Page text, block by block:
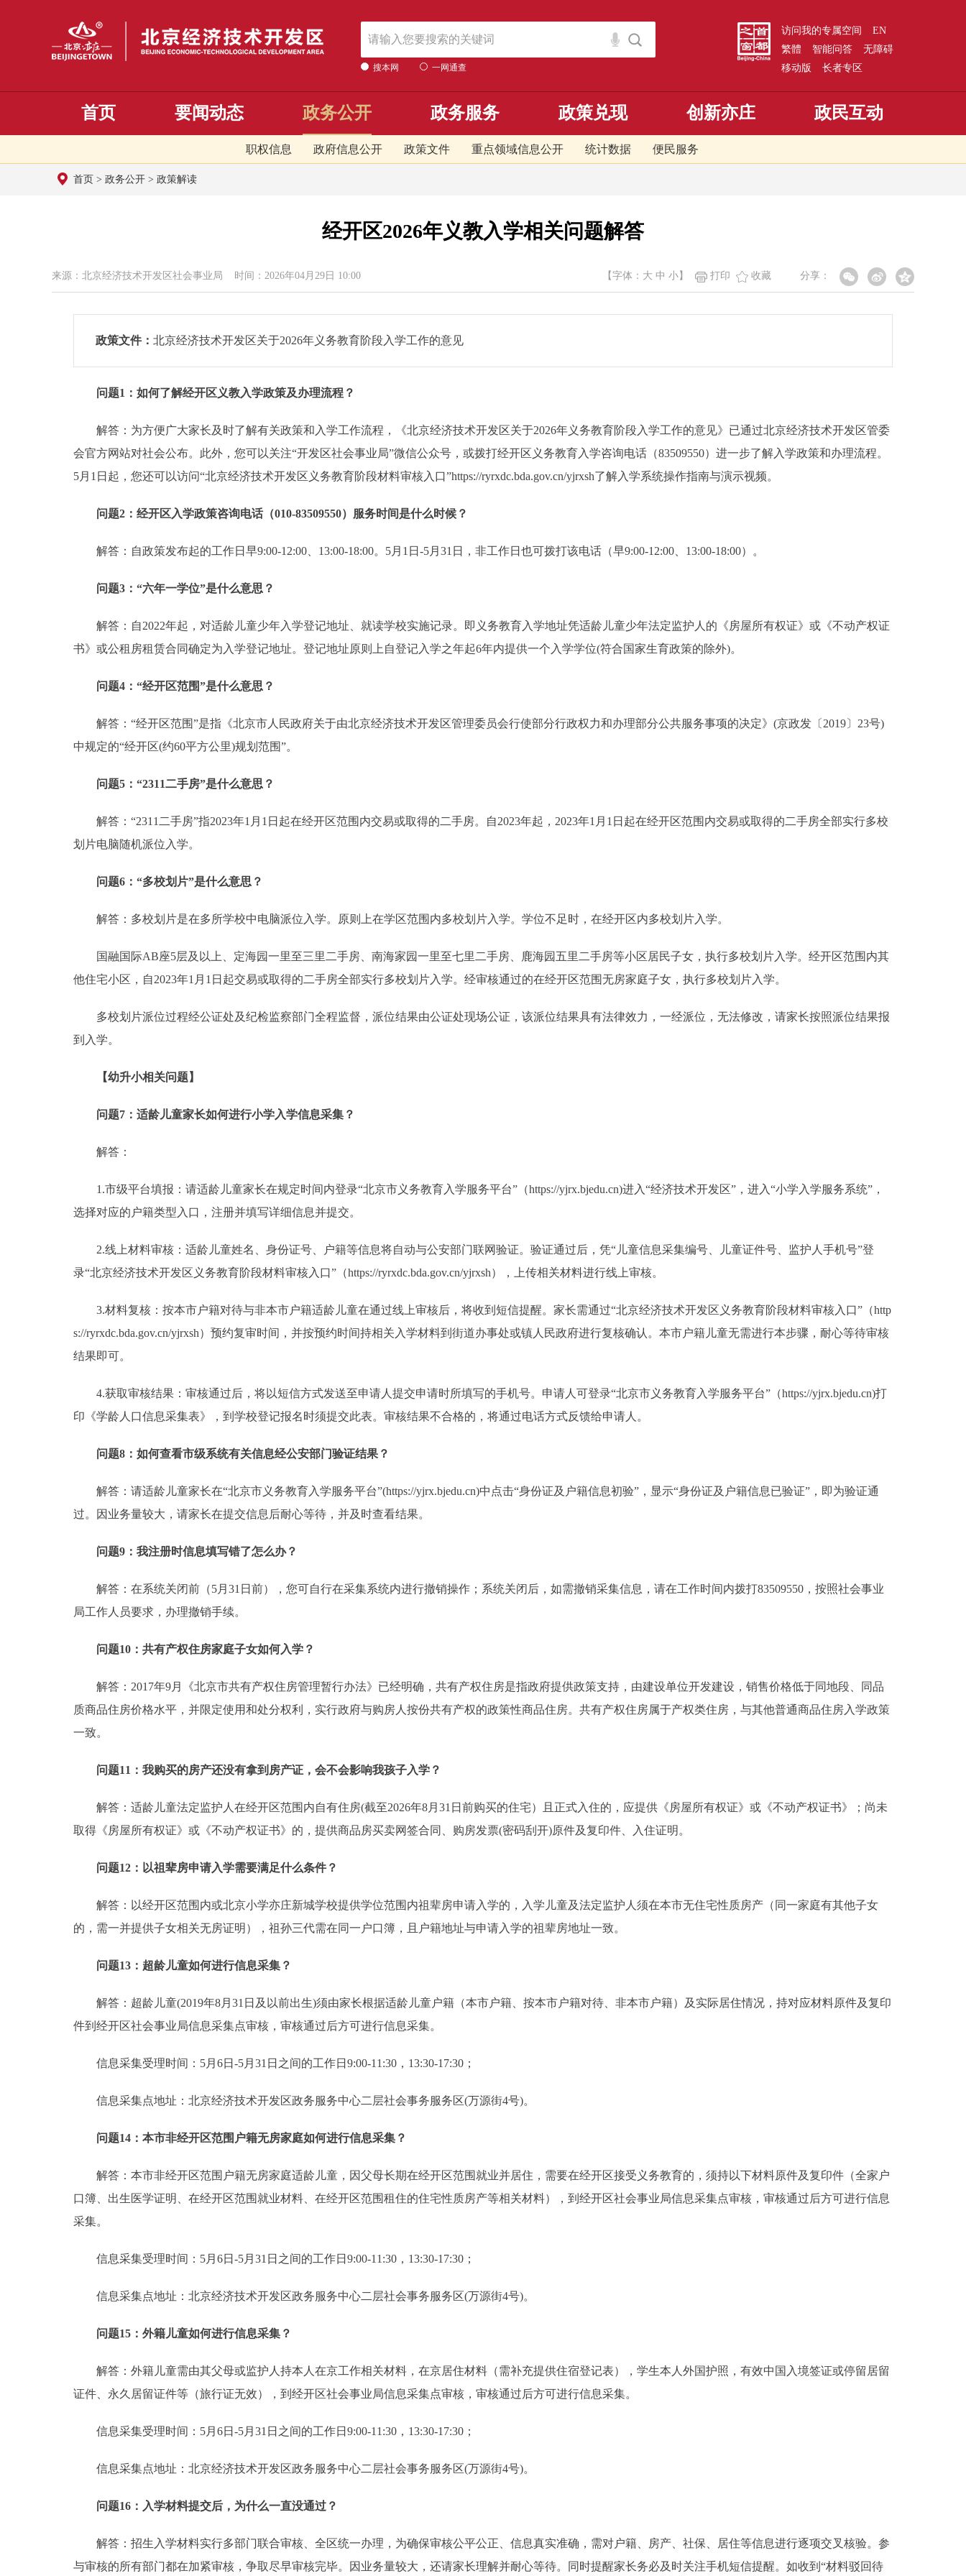
搜本网 一网通查
访问我的专属空间
EN
繁體
智能问答
无障碍
移动版
长者专区
首页 要闻动态 政务公开
职权信息 政府信息公开 政策文件 重点领域信息公开 统计数据 便民服务
政务服务 政策兑现 创新亦庄 政民互动
首页 > 政务公开 > 政策解读
经开区2026年义教入学相关问题解答
来源：北京经济技术开发区社会事业局 时间：2026年04月29日 10:00 分享：
【字体： 大 中 小 】 打印 收藏
政策文件： 北京经济技术开发区关于2026年义务教育阶段入学工作的意见
问题1：如何了解经开区义教入学政策及办理流程？
解答：为方便广大家长及时了解有关政策和入学工作流程，《北京经济技术开发区关于2026年义务教育阶段入学工作的意见》已通过北京经济技术开发区管委
会官方网站对社会公布。此外，您可以关注“开发区社会事业局”微信公众号，或拨打经开区义务教育入学咨询电话（83509550）进一步了解入学政策和办理流程。
5月1日起，您还可以访问“北京经济技术开发区义务教育阶段材料审核入口”https://ryrxdc.bda.gov.cn/yjrxsh了解入学系统操作指南与演示视频。
问题2：经开区入学政策咨询电话（010-83509550）服务时间是什么时候？
解答：自政策发布起的工作日早9:00-12:00、13:00-18:00。5月1日-5月31日，非工作日也可拨打该电话（早9:00-12:00、13:00-18:00）。
问题3：“六年一学位”是什么意思？
解答：自2022年起，对适龄儿童少年入学登记地址、就读学校实施记录。即义务教育入学地址凭适龄儿童少年法定监护人的《房屋所有权证》或《不动产权证
书》或公租房租赁合同确定为入学登记地址。登记地址原则上自登记入学之年起6年内提供一个入学学位(符合国家生育政策的除外)。
问题4：“经开区范围”是什么意思？
解答：“经开区范围”是指《北京市人民政府关于由北京经济技术开发区管理委员会行使部分行政权力和办理部分公共服务事项的决定》(京政发〔2019〕23号)
中规定的“经开区(约60平方公里)规划范围”。
问题5：“2311二手房”是什么意思？
解答：“2311二手房”指2023年1月1日起在经开区范围内交易或取得的二手房。自2023年起，2023年1月1日起在经开区范围内交易或取得的二手房全部实行多校
划片电脑随机派位入学。
问题6：“多校划片”是什么意思？
解答：多校划片是在多所学校中电脑派位入学。原则上在学区范围内多校划片入学。学位不足时，在经开区内多校划片入学。
国融国际AB座5层及以上、定海园一里至三里二手房、南海家园一里至七里二手房、鹿海园五里二手房等小区居民子女，执行多校划片入学。经开区范围内其
他住宅小区，自2023年1月1日起交易或取得的二手房全部实行多校划片入学。经审核通过的在经开区范围无房家庭子女，执行多校划片入学。
多校划片派位过程经公证处及纪检监察部门全程监督，派位结果由公证处现场公证，该派位结果具有法律效力，一经派位，无法修改，请家长按照派位结果报
到入学。
【幼升小相关问题】
问题7：适龄儿童家长如何进行小学入学信息采集？
解答：
1.市级平台填报：请适龄儿童家长在规定时间内登录“北京市义务教育入学服务平台”（https://yjrx.bjedu.cn)进入“经济技术开发区”，进入“小学入学服务系统”，
选择对应的户籍类型入口，注册并填写详细信息并提交。
2.线上材料审核：适龄儿童姓名、身份证号、户籍等信息将自动与公安部门联网验证。验证通过后，凭“儿童信息采集编号、儿童证件号、监护人手机号”登
录“北京经济技术开发区义务教育阶段材料审核入口”（https://ryrxdc.bda.gov.cn/yjrxsh），上传相关材料进行线上审核。
3.材料复核：按本市户籍对待与非本市户籍适龄儿童在通过线上审核后，将收到短信提醒。家长需通过“北京经济技术开发区义务教育阶段材料审核入口”（http
s://ryrxdc.bda.gov.cn/yjrxsh）预约复审时间，并按预约时间持相关入学材料到街道办事处或镇人民政府进行复核确认。本市户籍儿童无需进行本步骤，耐心等待审核
结果即可。
4.获取审核结果：审核通过后，将以短信方式发送至申请人提交申请时所填写的手机号。申请人可登录“北京市义务教育入学服务平台”（https://yjrx.bjedu.cn)打
印《学龄人口信息采集表》，到学校登记报名时须提交此表。审核结果不合格的，将通过电话方式反馈给申请人。
问题8：如何查看市级系统有关信息经公安部门验证结果？
解答：请适龄儿童家长在“北京市义务教育入学服务平台”(https://yjrx.bjedu.cn)中点击“身份证及户籍信息初验”，显示“身份证及户籍信息已验证”，即为验证通
过。因业务量较大，请家长在提交信息后耐心等待，并及时查看结果。
问题9 ： 我注册时信息填写错了怎么办？
解答：在系统关闭前（5月31日前），您可自行在采集系统内进行撤销操作；系统关闭后，如需撤销采集信息，请在工作时间内拨打83509550，按照社会事业
局工作人员要求，办理撤销手续。
问题10：共有产权住房家庭子女如何入学？
解答：2017年9月《北京市共有产权住房管理暂行办法》已经明确，共有产权住房是指政府提供政策支持，由建设单位开发建设，销售价格低于同地段、同品
质商品住房价格水平，并限定使用和处分权利，实行政府与购房人按份共有产权的政策性商品住房。共有产权住房属于产权类住房，与其他普通商品住房入学政策
一致。
问题11：我购买的房产还没有拿到房产证，会不会影响我孩子入学？
解答：适龄儿童法定监护人在经开区范围内自有住房(截至2026年8月31日前购买的住宅）且正式入住的，应提供《房屋所有权证》或《不动产权证书》；尚未
取得《房屋所有权证》或《不动产权证书》的，提供商品房买卖网签合同、购房发票(密码刮开)原件及复印件、入住证明。
问题12：以祖辈房申请入学需要满足什么条件？
解答：以经开区范围内或北京小学亦庄新城学校提供学位范围内祖辈房申请入学的，入学儿童及法定监护人须在本市无住宅性质房产（同一家庭有其他子女
的，需一并提供子女相关无房证明），祖孙三代需在同一户口簿，且户籍地址与申请入学的祖辈房地址一致。
问题13：超龄儿童如何进行信息采集？
解答：超龄儿童(2019年8月31日及以前出生)须由家长根据适龄儿童户籍（本市户籍、按本市户籍对待、非本市户籍）及实际居住情况，持对应材料原件及复印
件到经开区社会事业局信息采集点审核，审核通过后方可进行信息采集。
信息采集受理时间：5月6日-5月31日之间的工作日9:00-11:30，13:30-17:30；
信息采集点地址：北京经济技术开发区政务服务中心二层社会事务服务区(万源街4号)。
问题14：本市非经开区范围户籍无房家庭如何进行信息采集？
解答：本市非经开区范围户籍无房家庭适龄儿童，因父母长期在经开区范围就业并居住，需要在经开区接受义务教育的，须持以下材料原件及复印件（全家户
口簿、出生医学证明、在经开区范围就业材料、在经开区范围租住的住宅性质房产等相关材料），到经开区社会事业局信息采集点审核，审核通过后方可进行信息
采集。
信息采集受理时间：5月6日-5月31日之间的工作日9:00-11:30，13:30-17:30；
信息采集点地址：北京经济技术开发区政务服务中心二层社会事务服务区(万源街4号)。
问题15：外籍儿童如何进行信息采集？
解答：外籍儿童需由其父母或监护人持本人在京工作相关材料，在京居住材料（需补充提供住宿登记表），学生本人外国护照，有效中国入境签证或停留居留
证件、永久居留证件等（旅行证无效），到经开区社会事业局信息采集点审核，审核通过后方可进行信息采集。
信息采集受理时间：5月6日-5月31日之间的工作日9:00-11:30，13:30-17:30；
信息采集点地址：北京经济技术开发区政务服务中心二层社会事务服务区(万源街4号)。
问题16：入学材料提交后，为什么一直没通过？
解答：招生入学材料实行多部门联合审核、全区统一办理，为确保审核公平公正、信息真实准确，需对户籍、房产、社保、居住等信息进行逐项交叉核验。参
与审核的所有部门都在加紧审核，争取尽早审核完毕。因业务量较大，还请家长理解并耐心等待。同时提醒家长务必及时关注手机短信提醒。如收到“材料驳回待